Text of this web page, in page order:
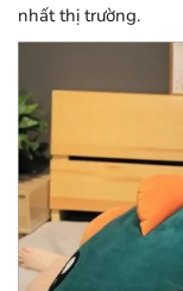
nhất thị trường.